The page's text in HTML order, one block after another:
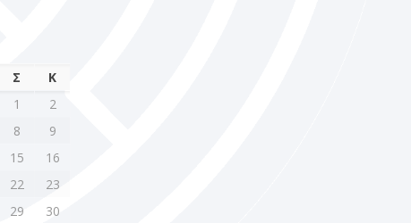
Σ
Κ
1
2
8
9
15
16
22
23
29 30